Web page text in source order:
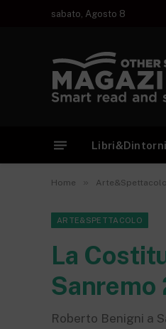
sabato, Agosto 8
Libri&Dintorni
Home » Arte&Spettacolo
ARTE&SPETTACOLO
La
Sanremo
Roberto Benigni a